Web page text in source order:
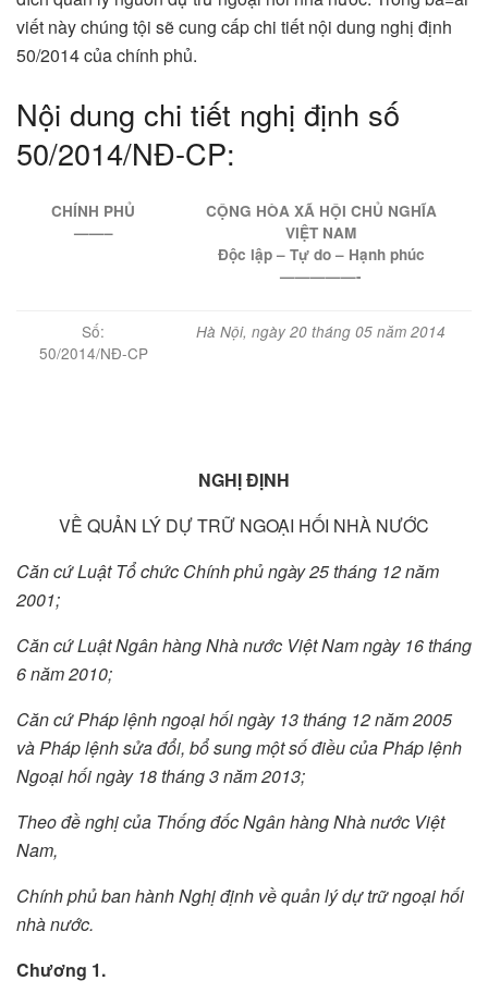
viết này chúng tội sẽ cung cấp chi tiết nội dung nghị định
50/2014 của chính phủ.
Nội dung chi tiết nghị định số
50/2014/NĐ-CP:
CHÍNH PHỦ
——–
CỘNG HÒA XÃ HỘI CHỦ NGHĨA
VIỆT NAM
Độc lập – Tự do – Hạnh phúc
—————-
Số:
50/2014/NĐ-CP
Hà Nội, ngày 20 tháng 05 năm 2014
NGHỊ ĐỊNH
VỀ QUẢN LÝ DỰ TRỮ NGOẠI HỐI NHÀ NƯỚC
Căn cứ Luật Tổ chức Chính phủ ngày 25 tháng 12 năm
2001;
Căn cứ Luật Ngân hàng Nhà nước Việt Nam ngày 16 tháng
6 năm 2010;
Căn cứ Pháp lệnh ngoại hối ngày 13 tháng 12 năm 2005
và Pháp lệnh sửa đổi, bổ sung một số điều của Pháp lệnh
Ngoại hối ngày 18 tháng 3 năm 2013;
Theo đề nghị của Thống đốc Ngân hàng Nhà nước Việt
Nam,
Chính phủ ban hành Nghị định về quản lý dự trữ ngoại hối
nhà nước.
Chương 1.